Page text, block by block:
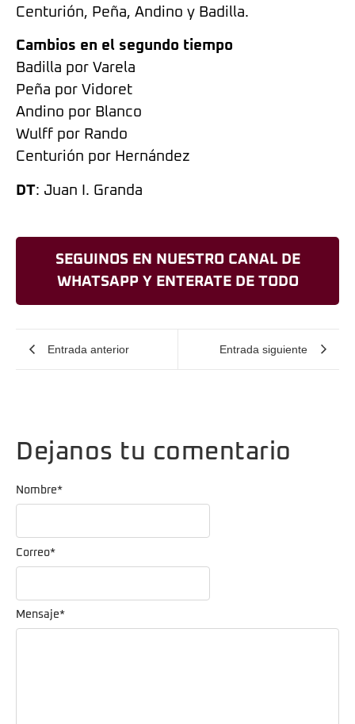
Centurión, Peña, Andino y Badilla.
Cambios en el segundo tiempo
Badilla por Varela
Peña por Vidoret
Andino por Blanco
Wulff por Rando
Centurión por Hernández
DT: Juan I. Granda
SEGUINOS EN NUESTRO CANAL DE
WHATSAPP Y ENTERATE DE TODO
Entrada anterior Entrada siguiente
Dejanos tu comentario
Mensaje*
Nombre*
Correo*